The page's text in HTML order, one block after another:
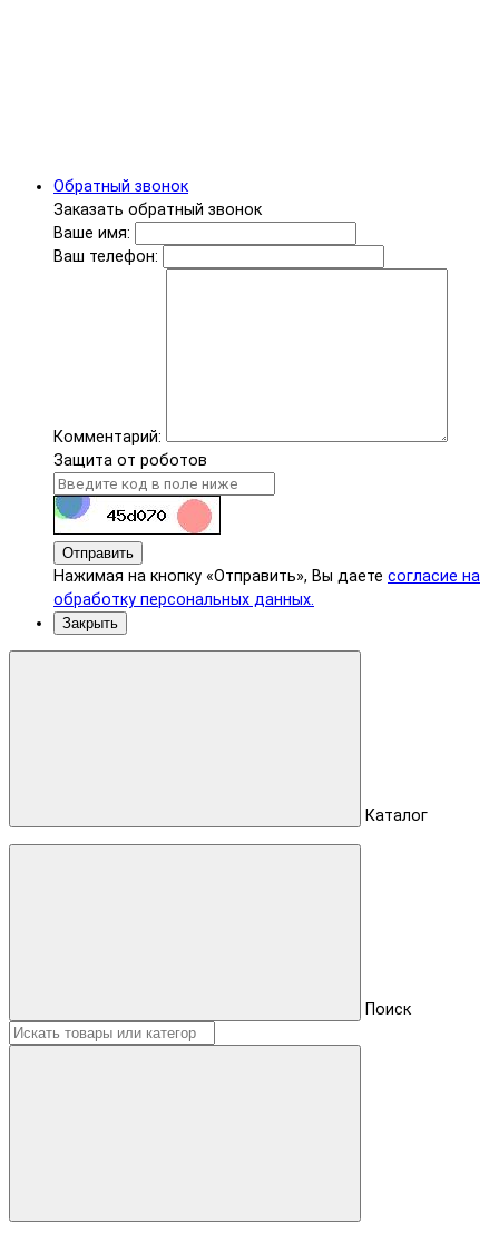
Обратный звонок
Заказать обратный звонок
Ваше имя:
Ваш телефон:
Комментарий:
Защита от роботов
Отправить
Нажимая на кнопку «Отправить», Вы даете согласие на
обработку персональных данных.
Закрыть
Каталог
Поиск